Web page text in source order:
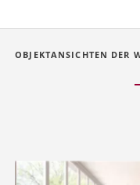
OBJEKTANSICHTEN